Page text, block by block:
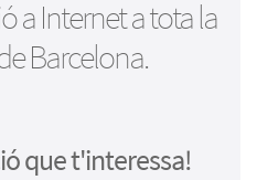
a Internet a tota la
Barcelona.
que t'interessa!